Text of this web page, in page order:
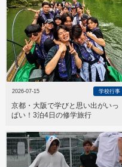
2026-07-15 学校行事
京都・大阪で学びと思い出がいっ
ぱい！3泊4日の修学旅行